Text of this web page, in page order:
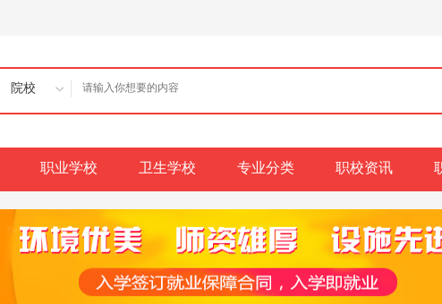
院校
职业学校 卫生学校 专业分类 职校资讯